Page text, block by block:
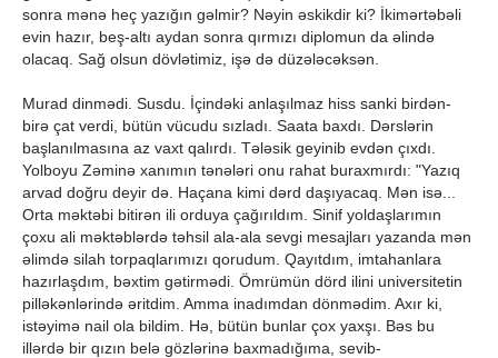
sonra mənə heç yazığın gəlmir? Nəyin əskikdir ki? İkimərtəbəli
evin hazır, beş-altı aydan sonra qırmızı diplomun da əlində
olacaq. Sağ olsun dövlətimiz, işə də düzələcəksən.
Murad dinmədi. Susdu. İçindəki anlaşılmaz hiss sanki birdən-
birə çat verdi, bütün vücudu sızladı. Saata baxdı. Dərslərin
başlanılmasına az vaxt qalırdı. Tələsik geyinib evdən çıxdı.
Yolboyu Zəminə xanımın tənələri onu rahat buraxmırdı: "Yazıq
arvad doğru deyir də. Haçana kimi dərd daşıyacaq. Mən isə...
Orta məktəbi bitirən ili orduya çağırıldım. Sinif yoldaşlarımın
çoxu ali məktəblərdə təhsil ala-ala sevgi mesajları yazanda mən
əlimdə silah torpaqlarımızı qorudum. Qayıtdım, imtahanlara
hazırlaşdım, bəxtim gətirmədi. Ömrümün dörd ilini universitetin
pilləkənlərində əritdim. Amma inadımdan dönmədim. Axır ki,
istəyimə nail ola bildim. Hə, bütün bunlar çox yaxşı. Bəs bu
illərdə bir qızın belə gözlərinə baxmadığıma, sevib-